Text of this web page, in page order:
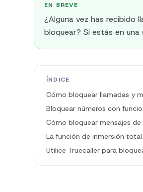
EN BREVE
¿Alguna vez has recibido
bloquear? Si estás en una
ÍNDICE
Cómo bloquear llamadas y
Bloquear números con
Cómo bloquear mensajes
La función de inmersión total
Utilice Truecaller para